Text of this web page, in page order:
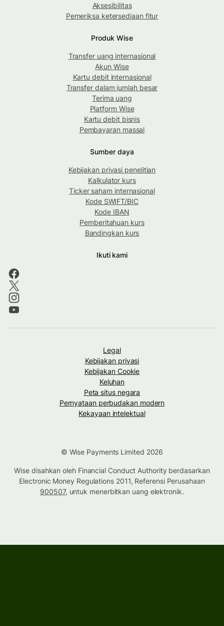
Aksesibilitas
Pemeriksa ketersediaan fitur
Produk Wise
Transfer uang internasional
Akun Wise
Kartu debit internasional
Transfer dalam jumlah besar
Terima uang
Platform Wise
Kartu debit bisnis
Pembayaran massal
Sumber daya
Kebijakan privasi penelitian
Kalkulator kurs
Ticker saham internasional
Kode SWIFT/BIC
Kode IBAN
Pemberitahuan kurs
Bandingkan kurs
Ikuti kami
Legal
Kebijakan privasi
Kebijakan Cookie
Keluhan
Peta situs negara
Pernyataan perbudakan modern
Kekayaan intelektual
© Wise Payments Limited 2026
Wise disahkan oleh Financial Conduct Authority berdasarkan
Electronic Money Regulations 2011, Referensi Perusahaan
900507, untuk menerbitkan uang elektronik.